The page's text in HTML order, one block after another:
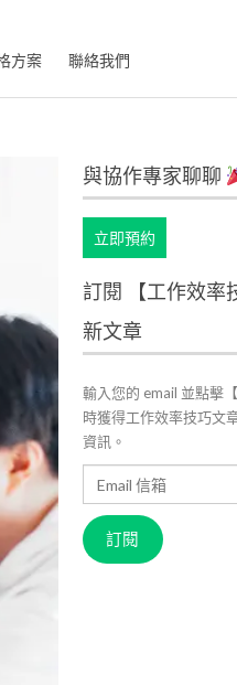
方案 聯絡我們
與協作專家聊聊
立即預約
訂閱 【工作效率
新文章
輸入您的 email 並點擊
時獲得工作效率技巧文
資訊。
信
箱
訂閱